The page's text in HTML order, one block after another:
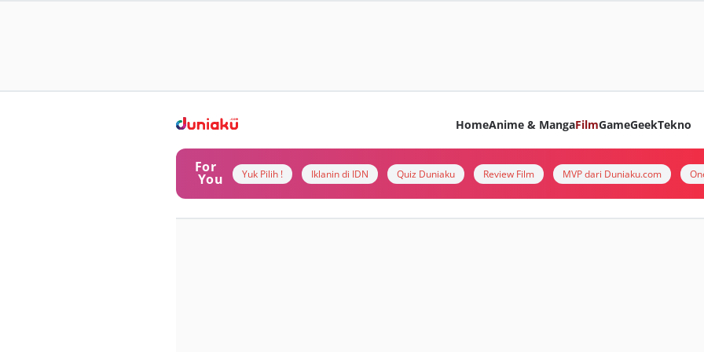
HomeAnime & MangaFilmGameGeekTekno
For
You Yuk Pilih ! Iklanin di IDN Quiz Duniaku Review Film MVP dari Duniaku.com